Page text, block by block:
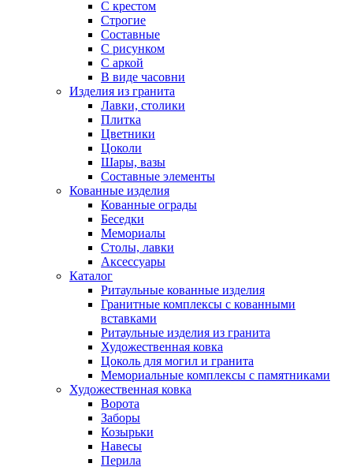
С крестом
Строгие
Составные
С рисунком
С аркой
В виде часовни
Изделия из гранита
Лавки, столики
Плитка
Цветники
Цоколи
Шары, вазы
Составные элементы
Кованные изделия
Кованные ограды
Беседки
Мемориалы
Столы, лавки
Аксессуары
Каталог
Ритаульные кованные изделия
Гранитные комплексы с кованными
вставками
Ритаульные изделия из гранита
Художественная ковка
Цоколь для могил и гранита
Мемориальные комплексы с памятниками
Художественная ковка
Ворота
Заборы
Козырьки
Навесы
Перила